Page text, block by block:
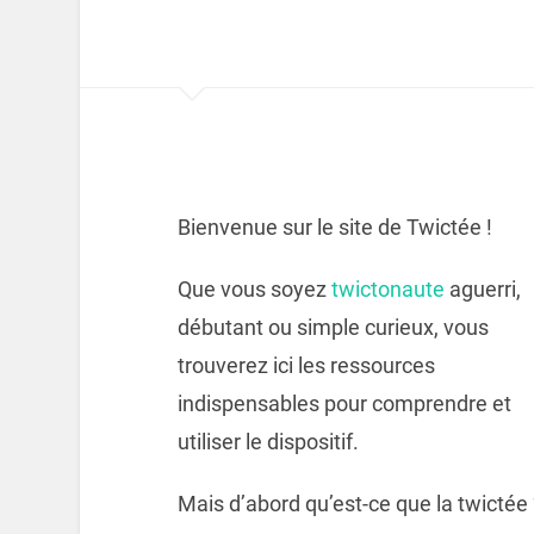
Bienvenue sur le site de Twictée !
Que vous soyez twictonaute aguerri,
débutant ou simple curieux, vous
trouverez ici les ressources
indispensables pour comprendre et
utiliser le dispositif.
Mais d’abord qu’est-ce que la twictée